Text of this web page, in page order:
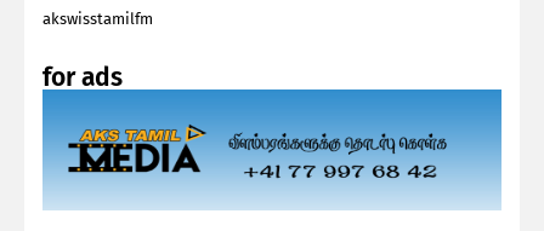
akswisstamilfm
for ads